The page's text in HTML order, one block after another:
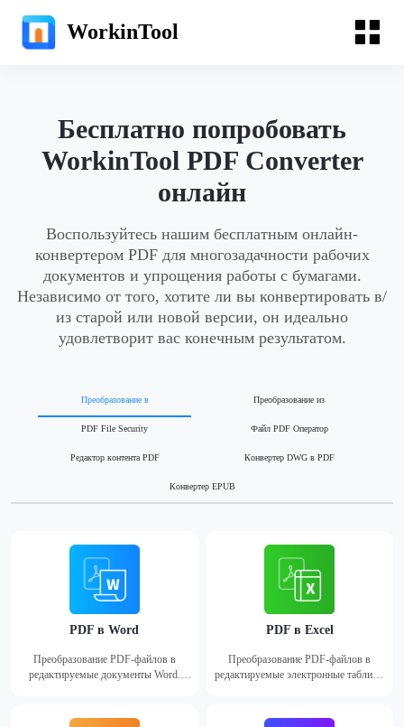
WorkinTool
Бесплатно попробовать
WorkinTool PDF Converter
онлайн
Воспользуйтесь нашим бесплатным онлайн-
конвертером PDF для многозадачности рабочих
документов и упрощения работы с бумагами.
Независимо от того, хотите ли вы конвертировать в/
из старой или новой версии, он идеально
удовлетворит вас конечным результатом.
Преобразование в Преобразование из
PDF File Security Файл PDF Оператор
Редактор контента PDF Конвертер DWG в PDF
Конвертер EPUB
PDF в Word
Преобразование PDF-файлов в
редактируемые документы Word.
PDF в Excel
Преобразование PDF-файлов в
редактируемые электронные таблицы